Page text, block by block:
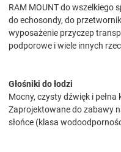
RAM MOUNT do wszelkiego
do echosondy, do
wyposażenie przyczep
podporowe i wiele innych
Głośniki do łodzi
Mocny, czysty dźwięk i
Zaprojektowane do zabawy
słońce (klasa